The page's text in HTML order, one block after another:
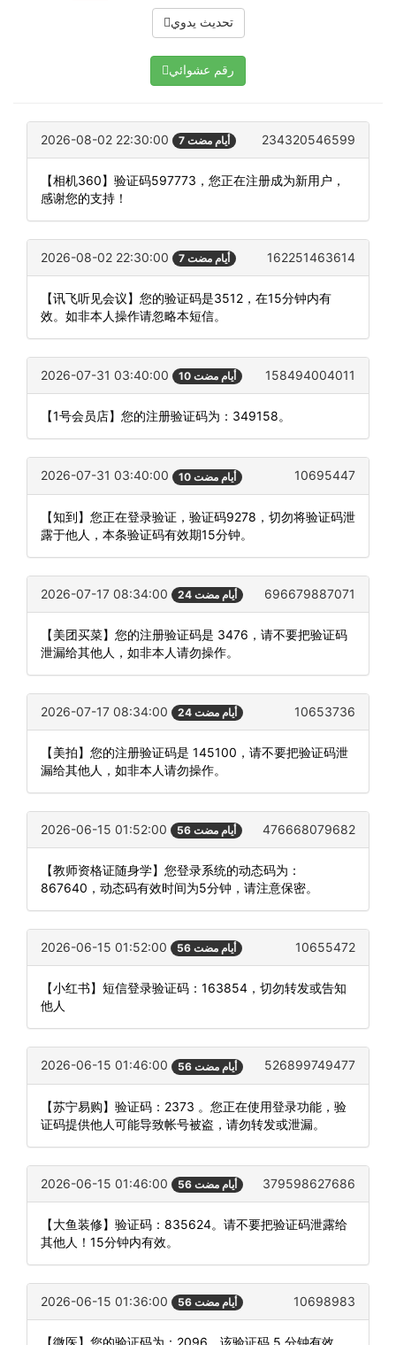
تحديث يدوي
رقم عشوائي
2026-08-02 22:30:00 7 أيام مضت 234320546599
【相机360】验证码597773，您正在注册成为新用户，
感谢您的支持！
2026-08-02 22:30:00 7 أيام مضت 162251463614
【讯飞听见会议】您的验证码是3512，在15分钟内有
效。如非本人操作请忽略本短信。
2026-07-31 03:40:00 10 أيام مضت 158494004011
【1号会员店】您的注册验证码为：349158。
2026-07-31 03:40:00 10 أيام مضت 10695447
【知到】您正在登录验证，验证码9278，切勿将验证码泄
露于他人，本条验证码有效期15分钟。
2026-07-17 08:34:00 24 أيام مضت 696679887071
【美团买菜】您的注册验证码是 3476，请不要把验证码
泄漏给其他人，如非本人请勿操作。
2026-07-17 08:34:00 24 أيام مضت 10653736
【美拍】您的注册验证码是 145100，请不要把验证码泄
漏给其他人，如非本人请勿操作。
2026-06-15 01:52:00 56 أيام مضت 476668079682
【教师资格证随身学】您登录系统的动态码为：
867640，动态码有效时间为5分钟，请注意保密。
2026-06-15 01:52:00 56 أيام مضت 10655472
【小红书】短信登录验证码：163854，切勿转发或告知
他人
2026-06-15 01:46:00 56 أيام مضت 526899749477
【苏宁易购】验证码：2373 。您正在使用登录功能，验
证码提供他人可能导致帐号被盗，请勿转发或泄漏。
2026-06-15 01:46:00 56 أيام مضت 379598627686
【大鱼装修】验证码：835624。请不要把验证码泄露给
其他人！15分钟内有效。
2026-06-15 01:36:00 56 أيام مضت 10698983
【微医】您的验证码为：2096，该验证码 5 分钟有效，